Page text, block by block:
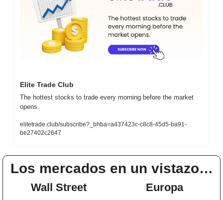
Elite Trade Club
The hottest stocks to trade every morning before the market
opens.
elitetrade.club/subscribe?_bhba=a437423c-c8c8-45d5-ba91-
be27402c2647
Los mercados en un vistazo…
Wall Street Europa